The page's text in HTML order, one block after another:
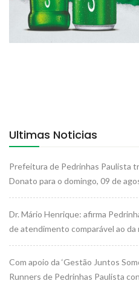
Ultimas Noticias
Prefeitura de Pedrinhas Paulista
Donato para o domingo, 09 de
Dr. Mário Henrique: afirma
de atendimento comparável ao
Com apoio da ‘Gestão Juntos
Runners de Pedrinhas Paulista